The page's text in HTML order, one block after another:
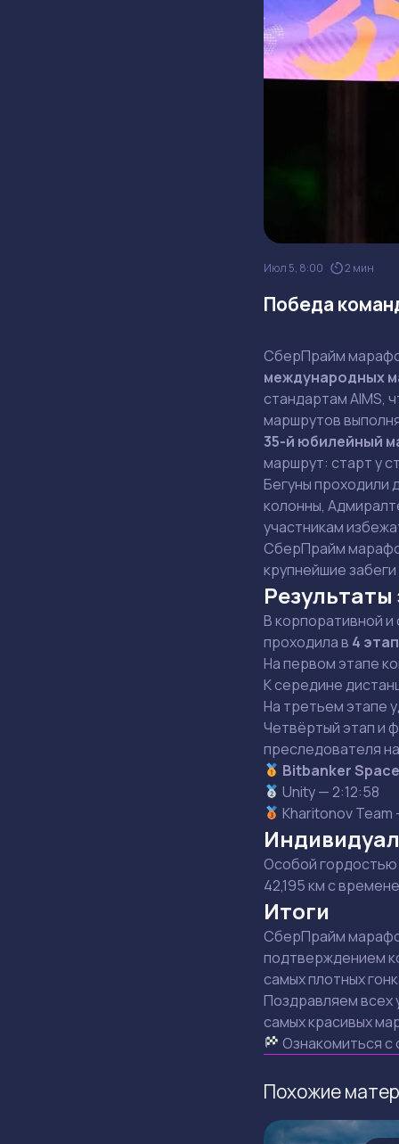
Июл 5, 8:00 2 мин
Победа
СберПрайм
международных
стандартам AIMS,
маршрутов
35-й юбилейный
маршрут: старт у
Бегуны проходили
колонны,
участникам
СберПрайм
крупнейшие
В корпоративной
проходила в 4
На первом этапе
К середине
На третьем этапе
Четвёртый этап и
преследователя
Bitbanker
Unity — 2:12:58
Kharitonov Team
Особой гордостью
42,195 км с
Итоги
СберПрайм
подтверждением
самых плотных
Поздравляем всех
самых красивых
Ознакомиться
Похожие